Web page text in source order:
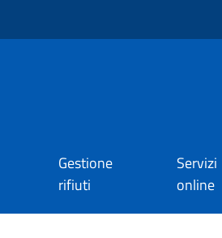
Gestione
rifiuti
Servizi
online